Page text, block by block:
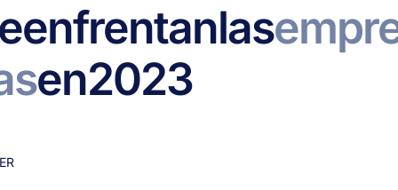
enfrentanlas
en2023